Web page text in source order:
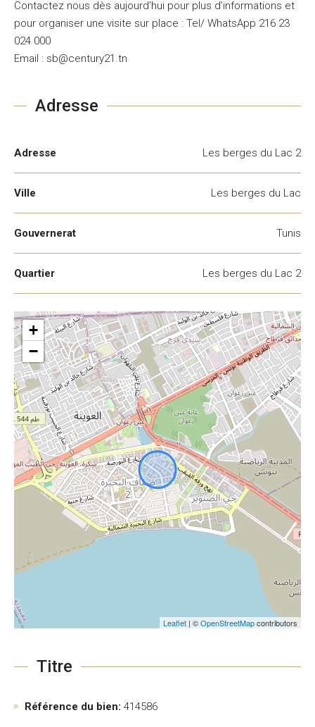
Contactez nous dès aujourd’hui pour plus d’informations et
pour organiser une visite sur place : Tel/ WhatsApp 216 23
024 000
Email : sb@century21.tn
Adresse
Adresse Les berges du Lac 2
Ville Les berges du Lac
Gouvernerat Tunis
Quartier Les berges du Lac 2
+
−
Leaflet | ©OpenStreetMapcontributors
Titre
Référence du bien: 414586